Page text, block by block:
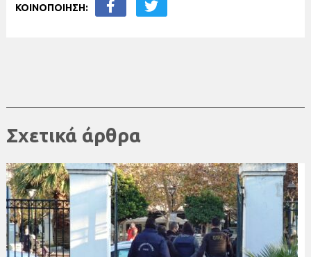
ΚΟΙΝΟΠΟΙΗΣΗ:
Σχετικά άρθρα